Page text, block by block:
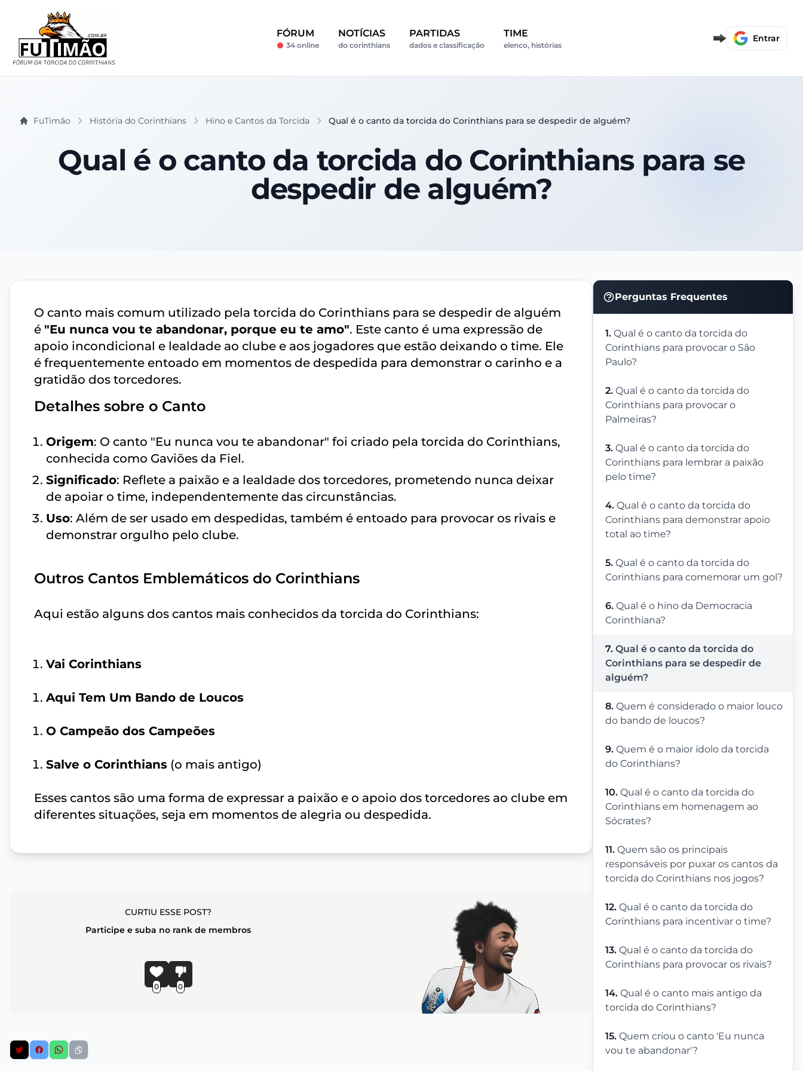
FÓRUM
34 online
NOTÍCIAS
do corinthians
PARTIDAS
dados e classificação
TIME
elenco, histórias
Entrar
FuTimão História do Corinthians Hino e Cantos da Torcida Qual é o canto da torcida do Corinthians para se despedir de alguém?
Qual é o canto da torcida do Corinthians para se
despedir de alguém?
Perguntas Frequentes
1. Qual é o canto da torcida do
Corinthians para provocar o São
Paulo?
2. Qual é o canto da torcida do
Corinthians para provocar o
Palmeiras?
3. Qual é o canto da torcida do
Corinthians para lembrar a paixão
pelo time?
4. Qual é o canto da torcida do
Corinthians para demonstrar apoio
total ao time?
5. Qual é o canto da torcida do
Corinthians para comemorar um gol?
6. Qual é o hino da Democracia
Corinthiana?
7. Qual é o canto da torcida do
Corinthians para se despedir de
alguém?
8. Quem é considerado o maior louco
do bando de loucos?
9. Quem é o maior ídolo da torcida
do Corinthians?
10. Qual é o canto da torcida do
Corinthians em homenagem ao
Sócrates?
11. Quem são os principais
responsáveis por puxar os cantos da
torcida do Corinthians nos jogos?
12. Qual é o canto da torcida do
Corinthians para incentivar o time?
13. Qual é o canto da torcida do
Corinthians para provocar os rivais?
14. Qual é o canto mais antigo da
torcida do Corinthians?
15. Quem criou o canto 'Eu nunca
vou te abandonar'?
O canto mais comum utilizado pela torcida do Corinthians para se despedir de alguém
é "Eu nunca vou te abandonar, porque eu te amo". Este canto é uma expressão de
apoio incondicional e lealdade ao clube e aos jogadores que estão deixando o time. Ele
é frequentemente entoado em momentos de despedida para demonstrar o carinho e a
gratidão dos torcedores.
Detalhes sobre o Canto
Origem: O canto "Eu nunca vou te abandonar" foi criado pela torcida do Corinthians,
conhecida como Gaviões da Fiel.
Significado: Reflete a paixão e a lealdade dos torcedores, prometendo nunca deixar
de apoiar o time, independentemente das circunstâncias.
Uso: Além de ser usado em despedidas, também é entoado para provocar os rivais e
demonstrar orgulho pelo clube.
Outros Cantos Emblemáticos do Corinthians
Aqui estão alguns dos cantos mais conhecidos da torcida do Corinthians:
Vai Corinthians
Aqui Tem Um Bando de Loucos
O Campeão dos Campeões
Salve o Corinthians (o mais antigo)
Esses cantos são uma forma de expressar a paixão e o apoio dos torcedores ao clube em
diferentes situações, seja em momentos de alegria ou despedida.
CURTIU ESSE POST?
Participe e suba no rank de membros
0 0